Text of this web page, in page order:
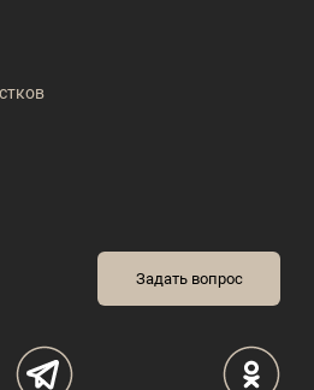
Задать вопрос